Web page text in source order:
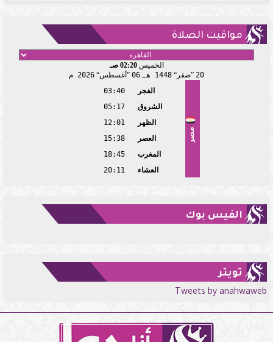
مواقيت الصلاة
الخميس02:20 صـ
20
صفر 1448 هـ 06 أغسطس 2026 م
مصر
الفجر
03:40
الشروق
05:17
الظهر
12:01
العصر
15:38
المغرب
18:45
العشاء
20:11
الفيس بوك
تويتر
Tweets by anahwaweb